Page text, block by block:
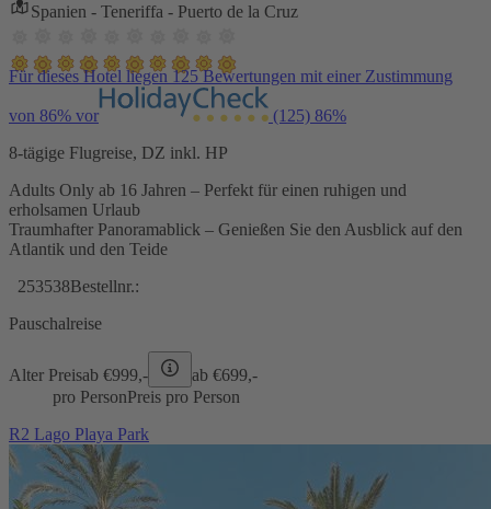
Spanien - Teneriffa - Puerto de la Cruz
Für dieses Hotel liegen 125 Bewertungen mit einer Zustimmung
von 86% vor (125) 86%
8-tägige Flugreise, DZ inkl. HP
Adults Only ab 16 Jahren – Perfekt für einen ruhigen und
erholsamen Urlaub
Traumhafter Panoramablick – Genießen Sie den Ausblick auf den
Atlantik und den Teide
253538Bestellnr.:
Pauschalreise
Alter Preisab €999,- ab €699,-
pro PersonPreis pro Person
R2 Lago Playa Park